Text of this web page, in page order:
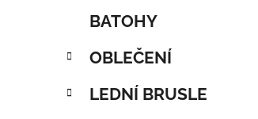
BATOHY
OBLEČENÍ
LEDNÍ BRUSLE